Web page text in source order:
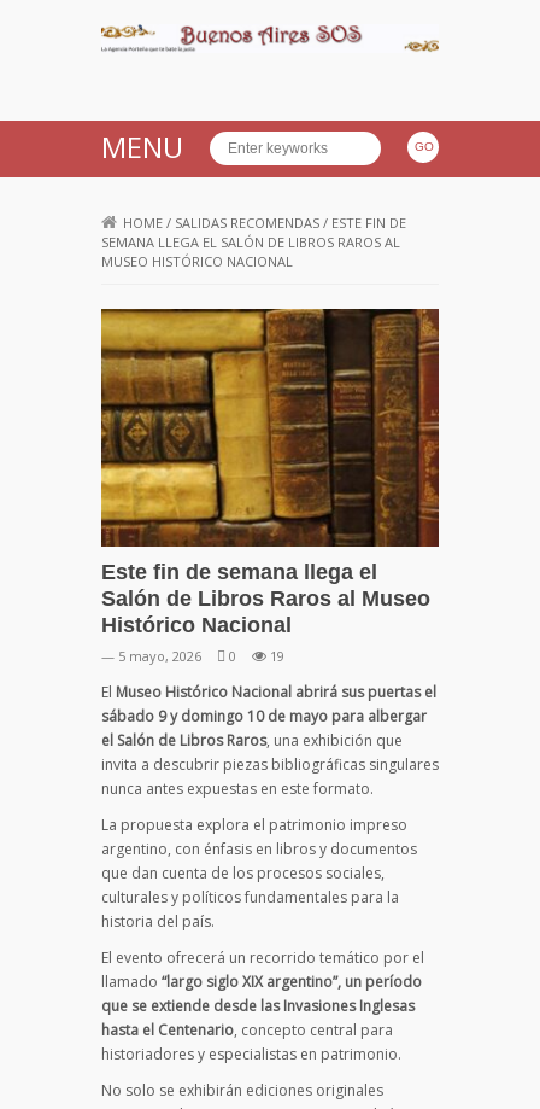
MENU
HOME / SALIDAS RECOMENDAS / ESTE FIN DE
SEMANA LLEGA EL SALÓN DE LIBROS RAROS AL
MUSEO HISTÓRICO NACIONAL
Este fin de semana llega el
Salón de Libros Raros al Museo
Histórico Nacional
— 5 mayo, 2026 0 19
El Museo Histórico Nacional abrirá sus puertas el
sábado 9 y domingo 10 de mayo para albergar
el Salón de Libros Raros, una exhibición que
invita a descubrir piezas bibliográficas singulares
nunca antes expuestas en este formato.
La propuesta explora el patrimonio impreso
argentino, con énfasis en libros y documentos
que dan cuenta de los procesos sociales,
culturales y políticos fundamentales para la
historia del país.
El evento ofrecerá un recorrido temático por el
llamado “largo siglo XIX argentino”, un período
que se extiende desde las Invasiones Inglesas
hasta el Centenario, concepto central para
historiadores y especialistas en patrimonio.
No solo se exhibirán ediciones originales